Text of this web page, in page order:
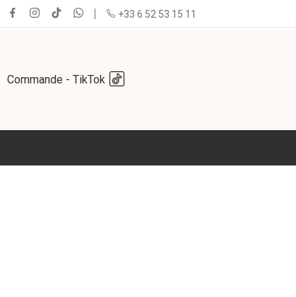
+33 6 52 53 15 11
Commande - TikTok